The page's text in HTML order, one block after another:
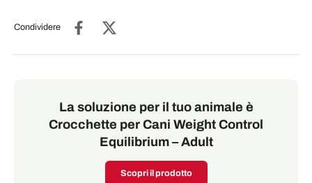
Condividere
La soluzione per il tuo animale è
Crocchette per Cani Weight Control
Equilibrium – Adult
Scopri il prodotto